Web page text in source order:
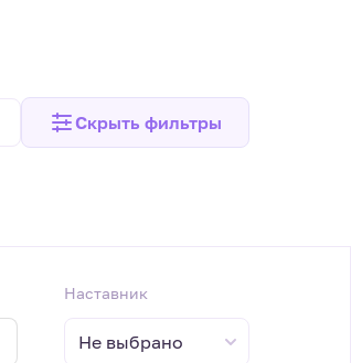
Скрыть фильтры
Наставник
Не выбрано